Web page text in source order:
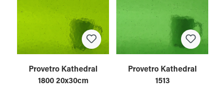
Provetro Kathedral
1800 20x30cm
Provetro Kathedral
1513